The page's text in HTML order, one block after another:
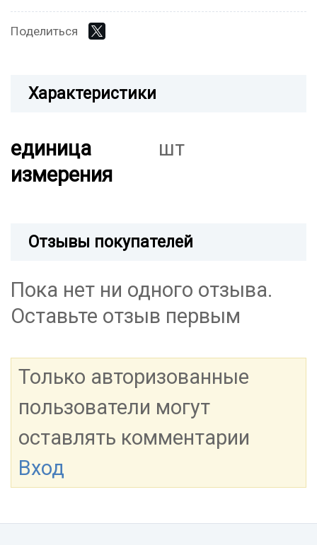
Поделиться
Характеристики
единица
измерения
шт
Отзывы покупателей
Пока нет ни одного отзыва.
Оставьте отзыв первым
Только авторизованные
пользователи могут
оставлять комментарии
Вход